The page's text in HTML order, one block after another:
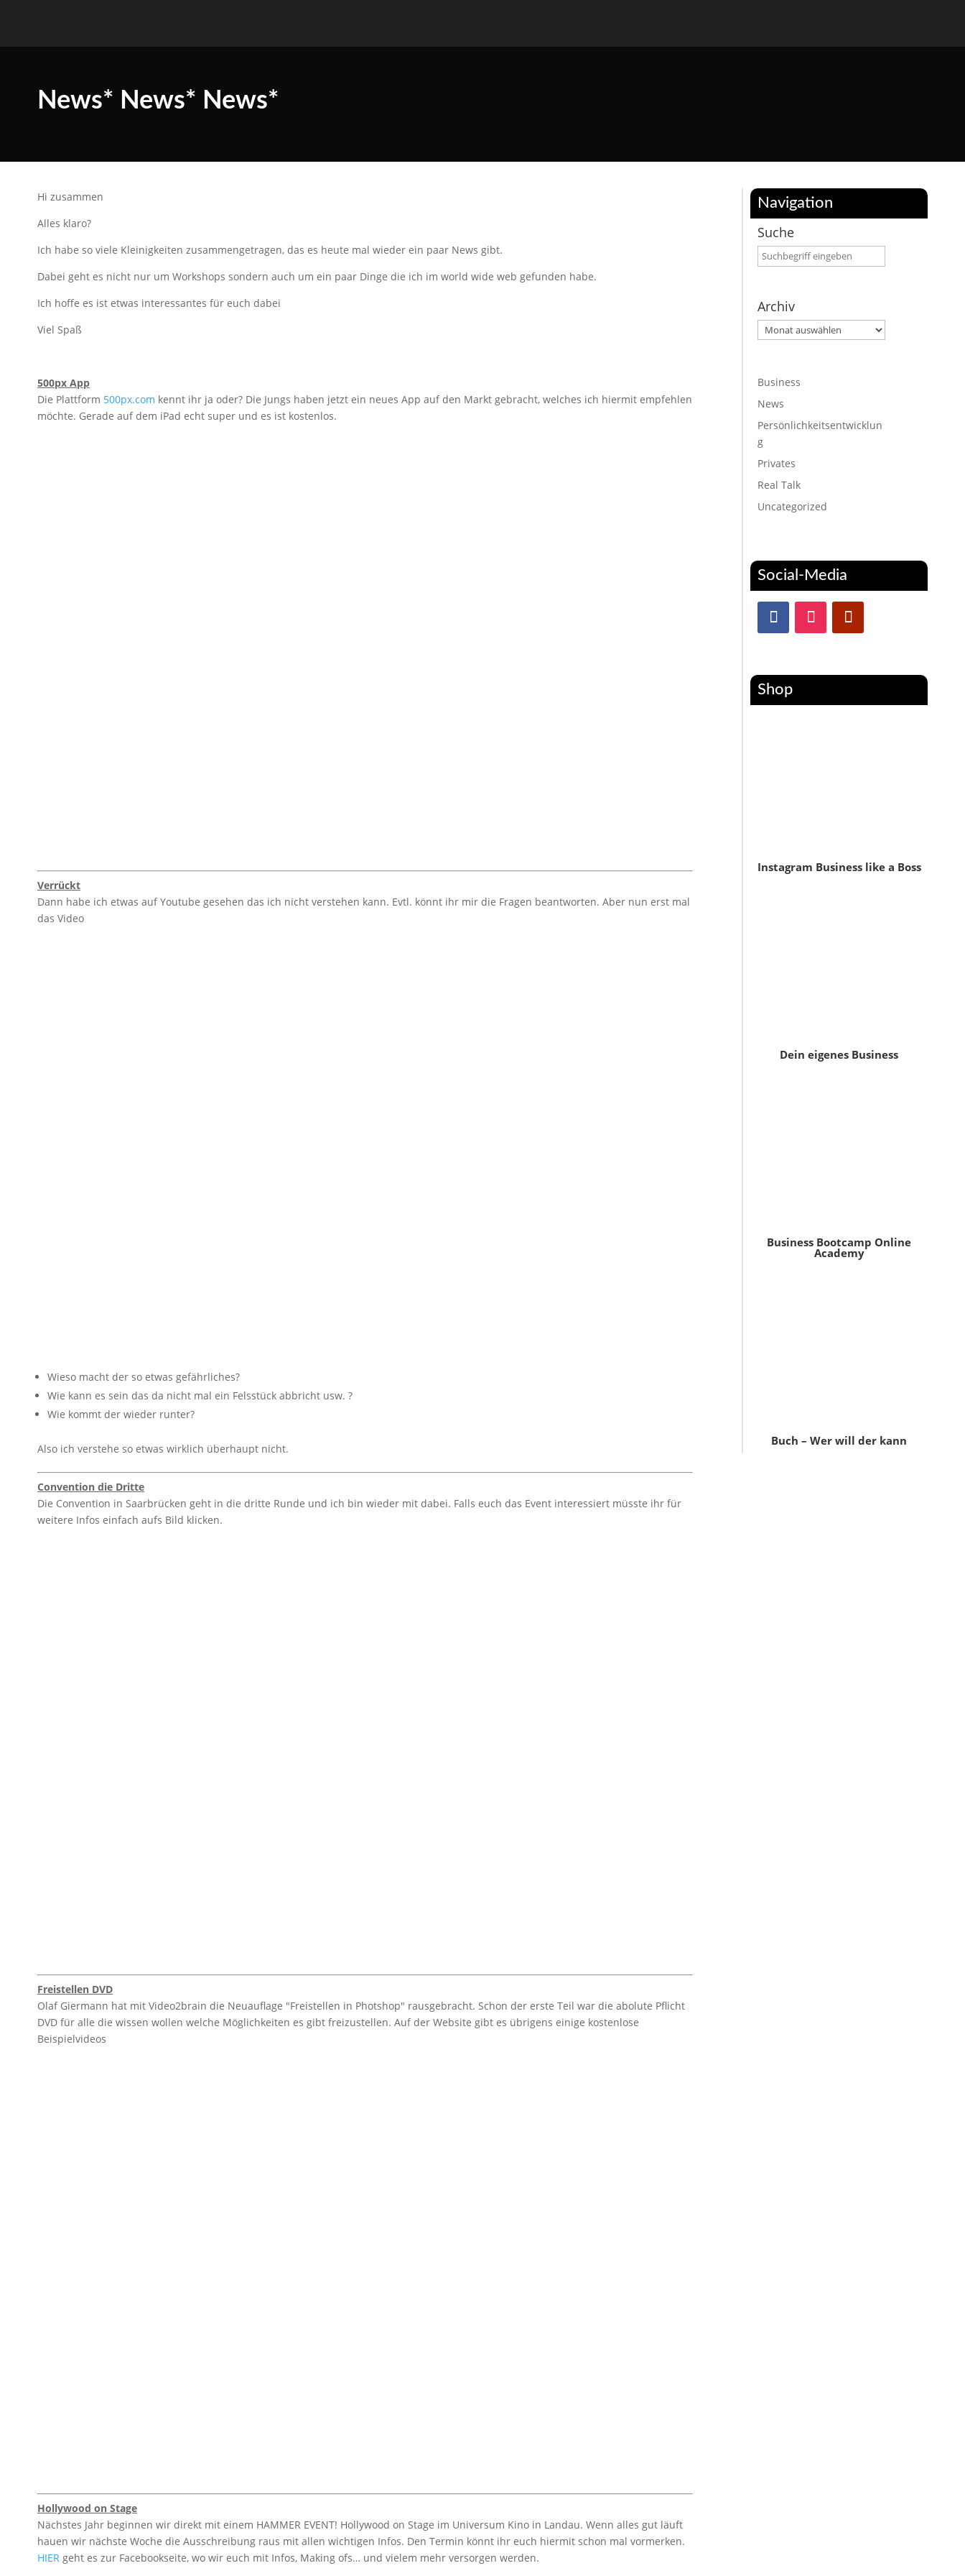
News* News* News*
Hi zusammen
Alles klaro?
Ich habe so viele Kleinigkeiten zusammengetragen, das es heute mal wieder ein paar News gibt.
Dabei geht es nicht nur um Workshops sondern auch um ein paar Dinge die ich im world wide web gefunden habe.
Ich hoffe es ist etwas interessantes für euch dabei
Viel Spaß
500px App
Die Plattform 500px.com kennt ihr ja oder? Die Jungs haben jetzt ein neues App auf den Markt gebracht, welches ich hiermit empfehlen
möchte. Gerade auf dem iPad echt super und es ist kostenlos.
Verrückt
Dann habe ich etwas auf Youtube gesehen das ich nicht verstehen kann. Evtl. könnt ihr mir die Fragen beantworten. Aber nun erst mal
das Video
Wieso macht der so etwas gefährliches?
Wie kann es sein das da nicht mal ein Felsstück abbricht usw. ?
Wie kommt der wieder runter?
Also ich verstehe so etwas wirklich überhaupt nicht.
Convention die Dritte
Die Convention in Saarbrücken geht in die dritte Runde und ich bin wieder mit dabei. Falls euch das Event interessiert müsste ihr für
weitere Infos einfach aufs Bild klicken.
Freistellen DVD
Olaf Giermann hat mit Video2brain die Neuauflage "Freistellen in Photshop" rausgebracht. Schon der erste Teil war die abolute Pflicht
DVD für alle die wissen wollen welche Möglichkeiten es gibt freizustellen. Auf der Website gibt es übrigens einige kostenlose
Beispielvideos
Hollywood on Stage
Nächstes Jahr beginnen wir direkt mit einem HAMMER EVENT! Hollywood on Stage im Universum Kino in Landau. Wenn alles gut läuft
hauen wir nächste Woche die Ausschreibung raus mit allen wichtigen Infos. Den Termin könnt ihr euch hiermit schon mal vormerken.
HIER geht es zur Facebookseite, wo wir euch mit Infos, Making ofs… und vielem mehr versorgen werden.
Navigation
Suche
Archiv
Archiv
Business
News
Persönlichkeitsentwicklun
g
Privates
Real Talk
Uncategorized
Social-Media
Shop
Instagram Business like a Boss
Dein eigenes Business
Business Bootcamp Online
Academy
Buch – Wer will der kann